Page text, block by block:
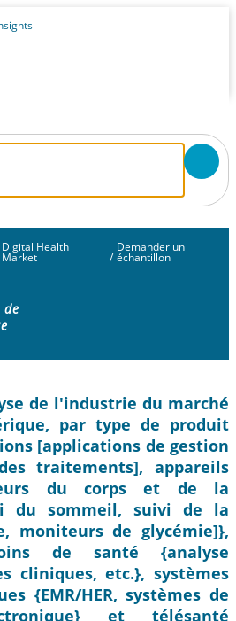
Digital Health
Market /
Demander un
échantillon
de
de l'industrie du marché
par type de produit
[applications de gestion
traitements], appareils
du corps et de la
du sommeil, suivi de la
moniteurs de glycémie]},
de santé {analyse
cliniques, etc.}, systèmes
{EMR/HER, systèmes de
et télésanté